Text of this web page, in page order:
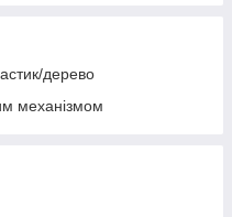
дерево
механізмом